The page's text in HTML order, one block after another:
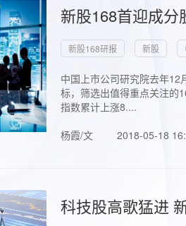
新股168首迎成
新股168研报 新股
中国上市公司研究院去年
标，筛选出值得重点关注的
指数累计上涨8....
杨霞/文
2018-05-18
科技股高歌猛进